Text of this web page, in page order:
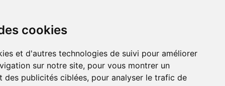
cookies
et d'autres technologies de suivi pour améliorer
sur notre site, pour vous montrer un
des publicités ciblées, pour analyser le trafic de